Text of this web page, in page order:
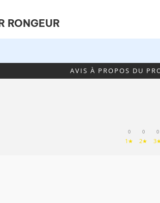
RONGEUR
AVIS À PROPOS DU
0
1★
0
2★
0